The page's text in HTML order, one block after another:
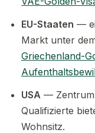
EU-Staaten —
Markt unter
Griechenland-
USA — Zentrum
Qualifizierte
Wohnsitz.